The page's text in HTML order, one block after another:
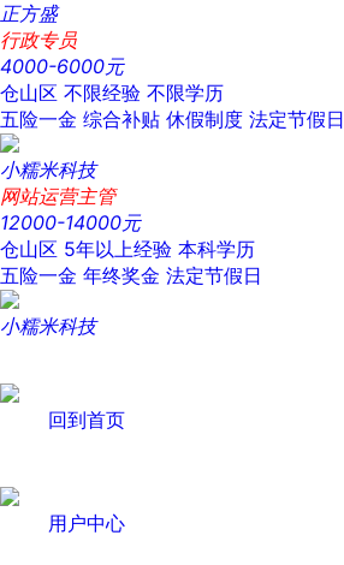
正方盛
行政专员
4000-6000元
仓山区 不限经验 不限学历
五险一金 综合补贴 休假制度 法定节假日
小糯米科技
网站运营主管
12000-14000元
仓山区 5年以上经验 本科学历
五险一金 年终奖金 法定节假日
小糯米科技
回到首页
用户中心